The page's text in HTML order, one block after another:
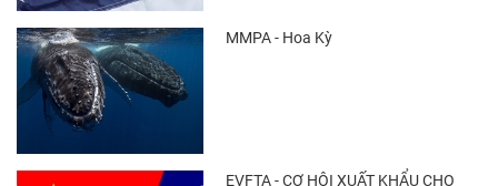
Thông báo 407/TB-VPCP: Tập trung cao độ,
MMPA - Hoa Kỳ
EVFTA - CƠ HỘI XUẤT KHẨU CHO